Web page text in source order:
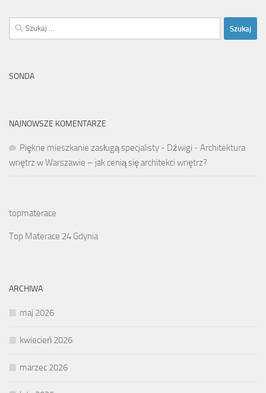
Szukaj:
SONDA
NAJNOWSZE KOMENTARZE
Piękne mieszkanie zasługą specjalisty - Dźwigi - Architektura
wnętrz w Warszawie – jak cenią się architekci wnętrz?
topmaterace
Top Materace 24 Gdynia
ARCHIWA
maj 2026
kwiecień 2026
marzec 2026